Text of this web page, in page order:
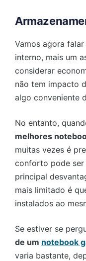
Vamos agora
interno, mais um
considerar
não tem impacto
algo conveniente
No entanto,
melhores
muitas vezes é
conforto pode ser
principal
mais limitado é
instalados ao
Se estiver se
de um notebook
varia bastante,